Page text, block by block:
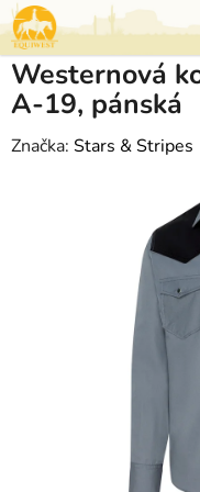
Přejít
na
obsah
Westernová
A-19, pánská
Značka: Stars & Stripes